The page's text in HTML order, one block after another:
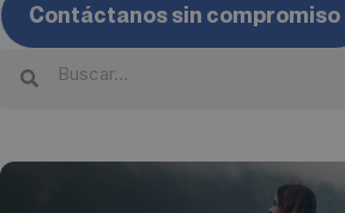
Contáctanos sin compromiso